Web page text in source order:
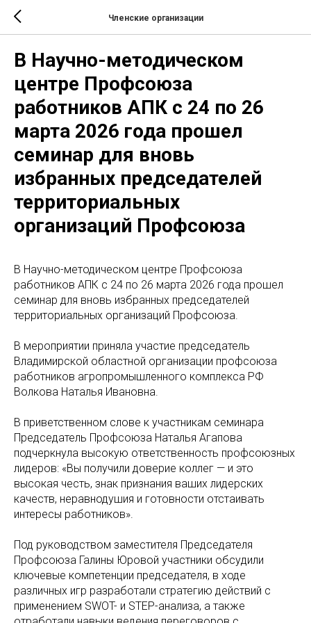
Членские организации
В Научно-методическом
центре Профсоюза
работников АПК с 24 по 26
марта 2026 года прошел
семинар для вновь
избранных председателей
территориальных
организаций Профсоюза
В Научно-методическом центре Профсоюза
работников АПК с 24 по 26 марта 2026 года прошел
семинар для вновь избранных председателей
территориальных организаций Профсоюза.
В мероприятии приняла участие председатель
Владимирской областной организации профсоюза
работников агропромышленного комплекса РФ
Волкова Наталья Ивановна.
В приветственном слове к участникам семинара
Председатель Профсоюза Наталья Агапова
подчеркнула высокую ответственность профсоюзных
лидеров: «Вы получили доверие коллег — и это
высокая честь, знак признания ваших лидерских
качеств, неравнодушия и готовности отстаивать
интересы работников».
Под руководством заместителя Председателя
Профсоюза Галины Юровой участники обсудили
ключевые компетенции председателя, в ходе
различных игр разработали стратегию действий с
применением SWOT- и STEP-анализа, а также